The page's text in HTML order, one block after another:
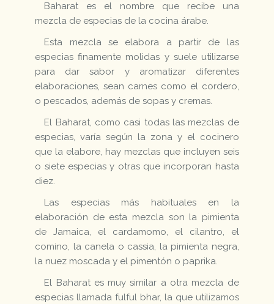
Baharat es el nombre que recibe una
mezcla de especias de la cocina árabe.
Esta mezcla se elabora a partir de las
especias finamente molidas y suele utilizarse
para dar sabor y aromatizar diferentes
elaboraciones, sean carnes como el cordero,
o pescados, además de sopas y cremas.
El Baharat, como casi todas las mezclas de
especias, varía según la zona y el cocinero
que la elabore, hay mezclas que incluyen seis
o siete especias y otras que incorporan hasta
diez.
Las especias más habituales en la
elaboración de esta mezcla son la pimienta
de Jamaica, el cardamomo, el cilantro, el
comino, la canela o cassia, la pimienta negra,
la nuez moscada y el pimentón o paprika.
El Baharat es muy similar a otra mezcla de
especias llamada fulful bhar, la que utilizamos